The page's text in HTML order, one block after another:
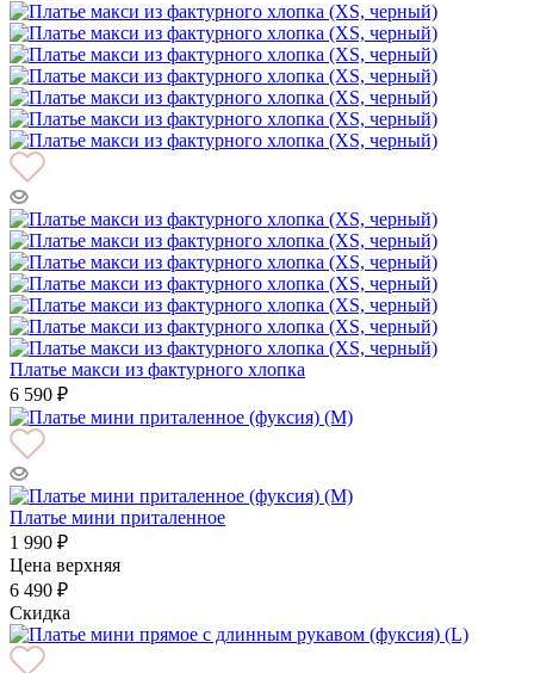
Платье макси из фактурного хлопка
6 590 ₽
Платье мини приталенное
1 990 ₽
Цена верхняя
6 490 ₽
Скидка